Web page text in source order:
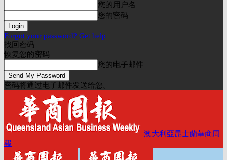
您的用户名
您的密码
Forgot your password? Get help
找回密码
恢复您的密码
您的电子邮件
密码将通过电子邮件发送给您。
澳大利亞昆士蘭華商周
報